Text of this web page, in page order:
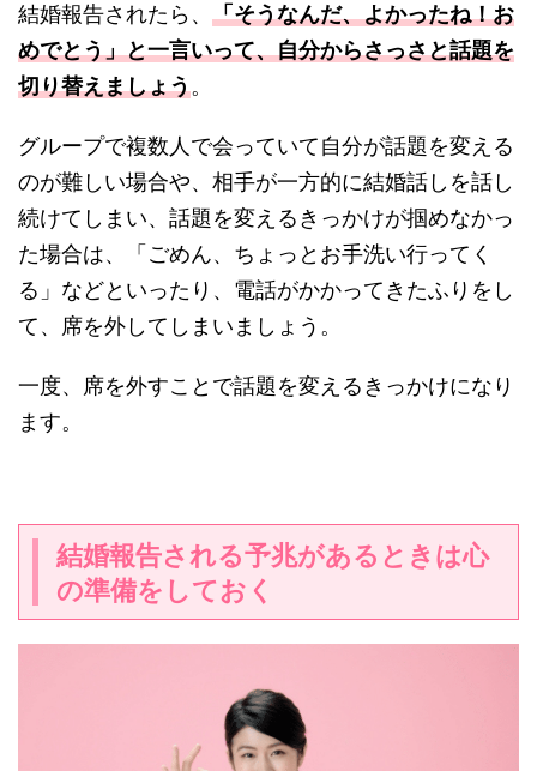
結婚報告されたら、 「そうなんだ、よかったね！お
めでとう」と一言いって、自分からさっさと話題を
切り替えましょう。
グループで複数人で会っていて自分が話題を変える
のが難しい場合や、相手が一方的に結婚話しを話し
続けてしまい、話題を変えるきっかけが掴めなかっ
た場合は、「ごめん、ちょっとお手洗い行ってく
る」などといったり、電話がかかってきたふりをし
て、席を外してしまいましょう。
一度、席を外すことで話題を変えるきっかけになり
ます。
結婚報告される予兆があるときは心
の準備をしておく